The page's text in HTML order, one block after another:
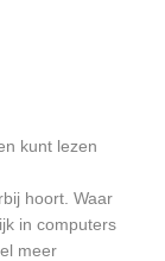
kunt lezen
hoort. Waar
in computers
meer